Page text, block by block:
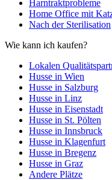
Harntraktprobleme
Home Office mit
Nach der Sterilisation
Wie kann ich kaufen?
Lokalen
Husse in Wien
Husse in Salzburg
Husse in Linz
Husse in Eisenstadt
Husse in St. Pölten
Husse in Innsbruck
Husse in Klagenfurt
Husse in Bregenz
Husse in Graz
Andere Plätze